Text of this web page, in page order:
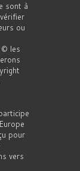
sont à
ou
© les
pour
vers